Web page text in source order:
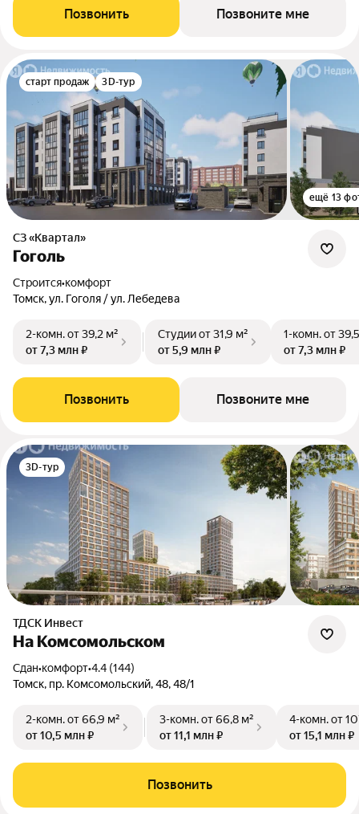
Позвонить Позвоните мне
старт продаж 3D-тур
ещё 13
СЗ «Квартал»
Гоголь
Строится•комфорт
Томск, ул. Гоголя / ул. Лебедева
2-комн.от 39,2 м²
от 7,3 млн ₽
Студииот 31,9 м²
от 5,9 млн ₽
1-комн.от
от 7,3 млн ₽
Позвонить Позвоните мне
3D-тур
ТДСК Инвест
На Комсомольском
Сдан•комфорт•4.4 (144)
Томск, пр. Комсомольский, 48, 48/1
2-комн.от 66,9 м²
от 10,5 млн ₽
3-комн.от 66,8 м²
от 11,1 млн ₽
4-комн.от
от 15,1 млн ₽
Позвонить